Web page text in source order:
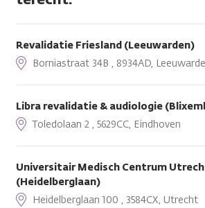
Revalidatie Friesland (Leeuwarden)
Borniastraat 34B , 8934AD,
Libra revalidatie & audiologie
Toledolaan 2 , 5629CC, Eindhoven
Universitair Medisch Centrum
(Heidelberglaan)
Heidelberglaan 100 , 3584CX, Utrecht